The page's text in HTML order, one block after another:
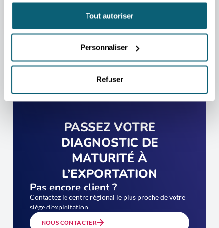
Tout autoriser
Personnaliser
Refuser
PASSEZ VOTRE
DIAGNOSTIC DE
MATURITÉ À
L’EXPORTATION
Pas encore client ?
Contactez le centre régional le plus proche de votre
siège d’exploitation.
NOUS CONTACTER